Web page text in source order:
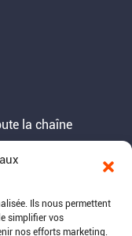
la chaîne
Ils nous permettent
simplifier vos
nos efforts marketing.